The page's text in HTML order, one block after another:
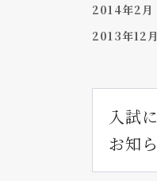
2014年2月
2013年12月
入試
お知